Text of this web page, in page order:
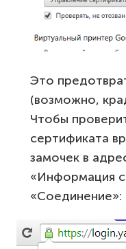
Это
(возможно,
Чтобы
сертификата
замочек в
«Информация
«Соединение»: